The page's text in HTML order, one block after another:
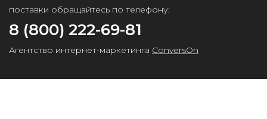
поставки обращайтесь по телефону:
8 (800) 222-69-81
Агентство интернет-маркетинга ConversOn